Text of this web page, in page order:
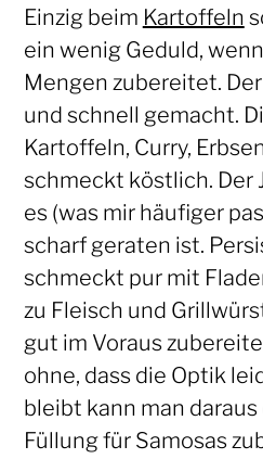
Einzig beim Kartoffeln
ein wenig Geduld,
Mengen zubereitet.
und schnell gemacht.
Kartoffeln, Curry,
schmeckt köstlich. Der
es (was mir häufiger
scharf geraten ist.
schmeckt pur mit
zu Fleisch und
gut im Voraus
ohne, dass die Optik
bleibt kann man
Füllung für Samosas